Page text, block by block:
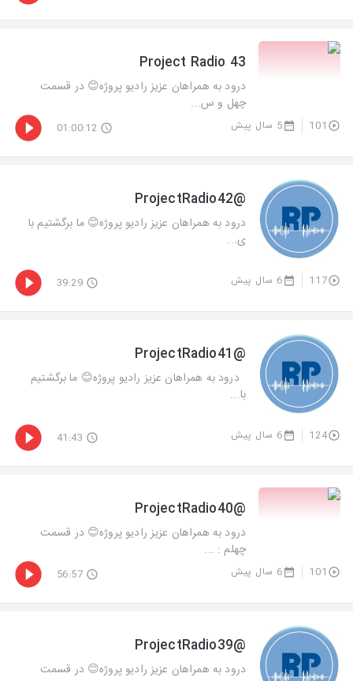
Project Radio 43
درود به همراهان عزیز رادیو پروژه😊 در قسمت
چهل و س...
101 5 سال پیش 01:00:12
@ProjectRadio42
درود به همراهان عزیز رادیو پروژه😊 ما برگشتیم با
ی...
117 6 سال پیش 39:29
@ProjectRadio41
درود به همراهان عزیز رادیو پروژه😊 ما برگشتیم
با...
124 6 سال پیش 41:43
@ProjectRadio40
درود به همراهان عزیز رادیو پروژه😊 در قسمت
چهلم : ...
101 6 سال پیش 56:57
@ProjectRadio39
درود به همراهان عزیز رادیو پروژه😊 در قسمت